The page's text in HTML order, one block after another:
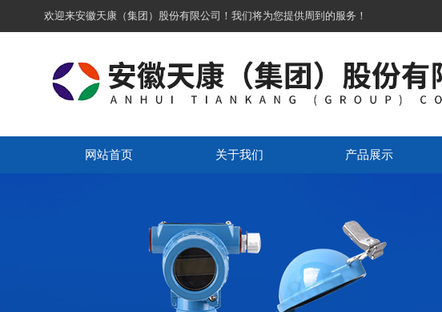
欢迎来安徽天康（集团）股份有限公司！我们将为您提供周到的服务！
网站首页 关于我们 产品展示